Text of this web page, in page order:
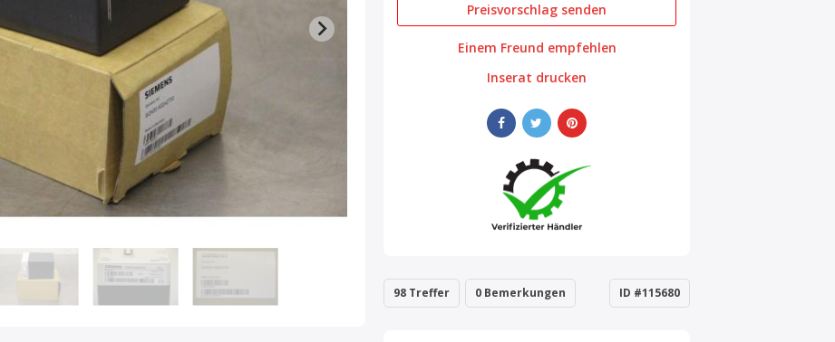
Preisvorschlag senden
Einem Freund empfehlen
Inserat drucken
98 Treffer 0 Bemerkungen ID #115680